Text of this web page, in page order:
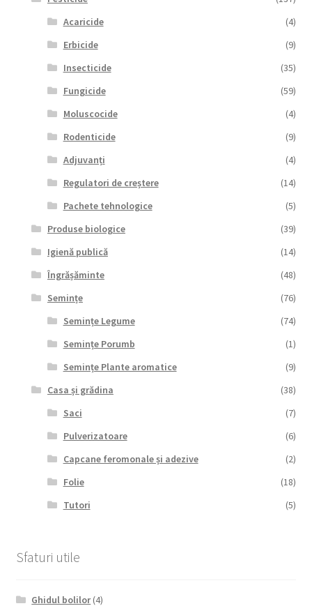
Acaricide
(4)
Erbicide
(9)
Insecticide
(35)
Fungicide
(59)
Moluscocide
(4)
Rodenticide
(9)
Adjuvanți
(4)
Regulatori de creștere
(14)
Pachete tehnologice
(5)
Produse biologice
(39)
Igienă publică
(14)
Îngrășăminte
(48)
Semințe
(76)
Semințe Legume
(74)
Semințe Porumb
(1)
Semințe Plante aromatice
(9)
Casa și grădina
(38)
Saci
(7)
Pulverizatoare
(6)
Capcane feromonale și adezive
(2)
Folie
(18)
Tutori
(5)
Sfaturi utile
Ghidul bolilor(4)